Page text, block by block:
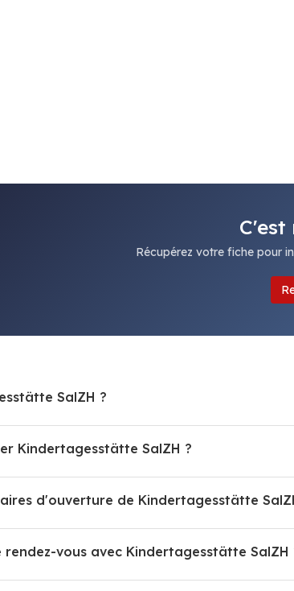
Récupérez votre fiche pour
SalZH ?
Kindertagesstätte SalZH ?
d'ouverture de Kindertagesstätte
rendez-vous avec Kindertagesstätte SalZH